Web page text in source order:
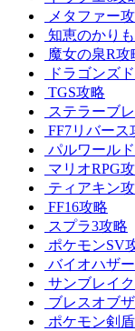
メタファー
知恵のかり
魔女の泉R攻
ドラゴンズ
TGS攻略
ステラーブ
FF7リバース
パルワール
マリオRPG
ティアキン
FF16攻略
スプラ3攻略
ポケモンSV
バイオハザ
サンブレイ
ブレスオブ
ポケモン剣